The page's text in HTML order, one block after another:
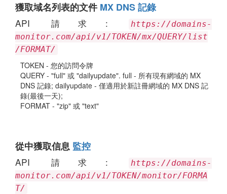
獲取域名列表的文件MX DNS 記錄
API 請求:
https://domains-
monitor.com/api/v1/TOKEN/mx/QUERY/list
/FORMAT/
TOKEN - 您的訪問令牌
QUERY - "full" 或 "dailyupdate". full - 所有現有網域的 MX
DNS 記錄; dailyupdate - 僅適用於新註冊網域的 MX DNS 記
錄(最後一天);
FORMAT - "zip" 或 "text"
從中獲取信息 監控
API 請求:
https://domains-
monitor.com/api/v1/TOKEN/monitor/FORMA
T/